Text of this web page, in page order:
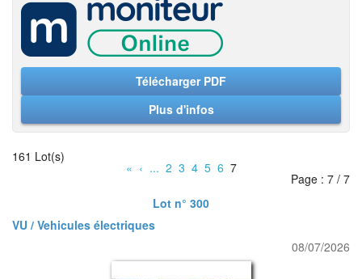
Télécharger PDF
Plus d'infos
161 Lot(s)
« ‹ ... 2 3 4 5 6 7
Page : 7 / 7
Lot n° 300
VU / Vehicules électriques
08/07/2026